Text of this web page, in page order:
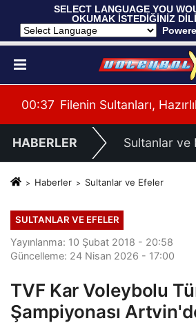
SELECT LANGUAGE YOU
OKUMAK İSTEDİĞİNİZ
3-1 Mağlup Etti
00:35 U17 Erkek Milli
HABERLER Sultanlar ve
Haberler Sultanlar ve Efeler
SULTANLAR VE EFELER
Yayınlanma: 10 Şubat 2018 - 20:58
Güncelleme: 24 Nisan 2026 - 17:00
TVF Kar Voleybolu
Şampiyonası